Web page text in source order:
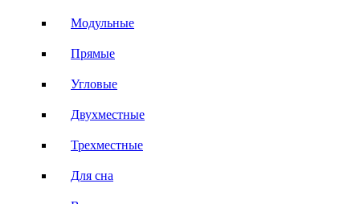
Модульные
Прямые
Угловые
Двухместные
Трехместные
Для сна